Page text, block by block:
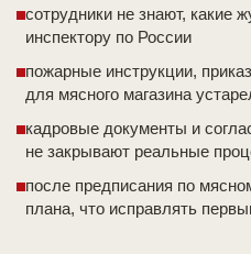
сотрудники не знают, какие
инспектору по России
пожарные инструкции,
для мясного магазина
кадровые документы и
не закрывают реальные
после предписания по
плана, что исправлять